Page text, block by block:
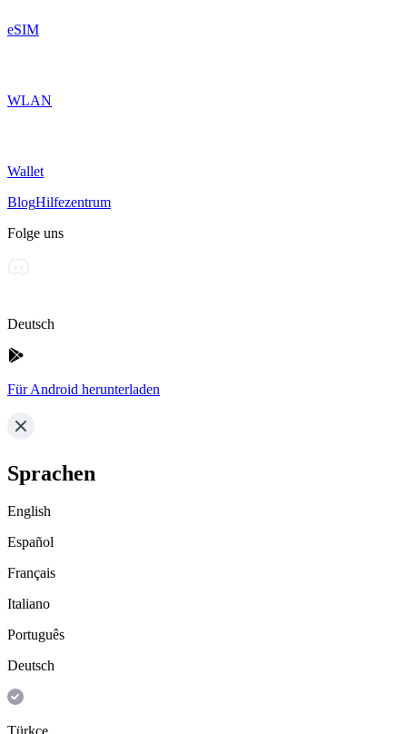
eSIM
WLAN
Wallet
BlogHilfezentrum
Folge uns
Deutsch
Für Android herunterladen
Sprachen
English
Español
Français
Italiano
Português
Deutsch